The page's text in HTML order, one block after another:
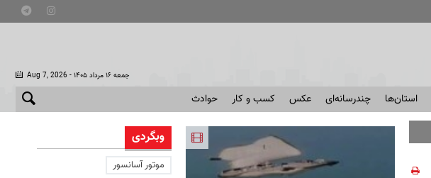
Aug 7, 2026 - جمعه ۱۶ مرداد ۱۴۰۵
استان‌ها چندرسانه‌ای عکس کسب و کار حوادث
وبگردی
موتور آسانسور